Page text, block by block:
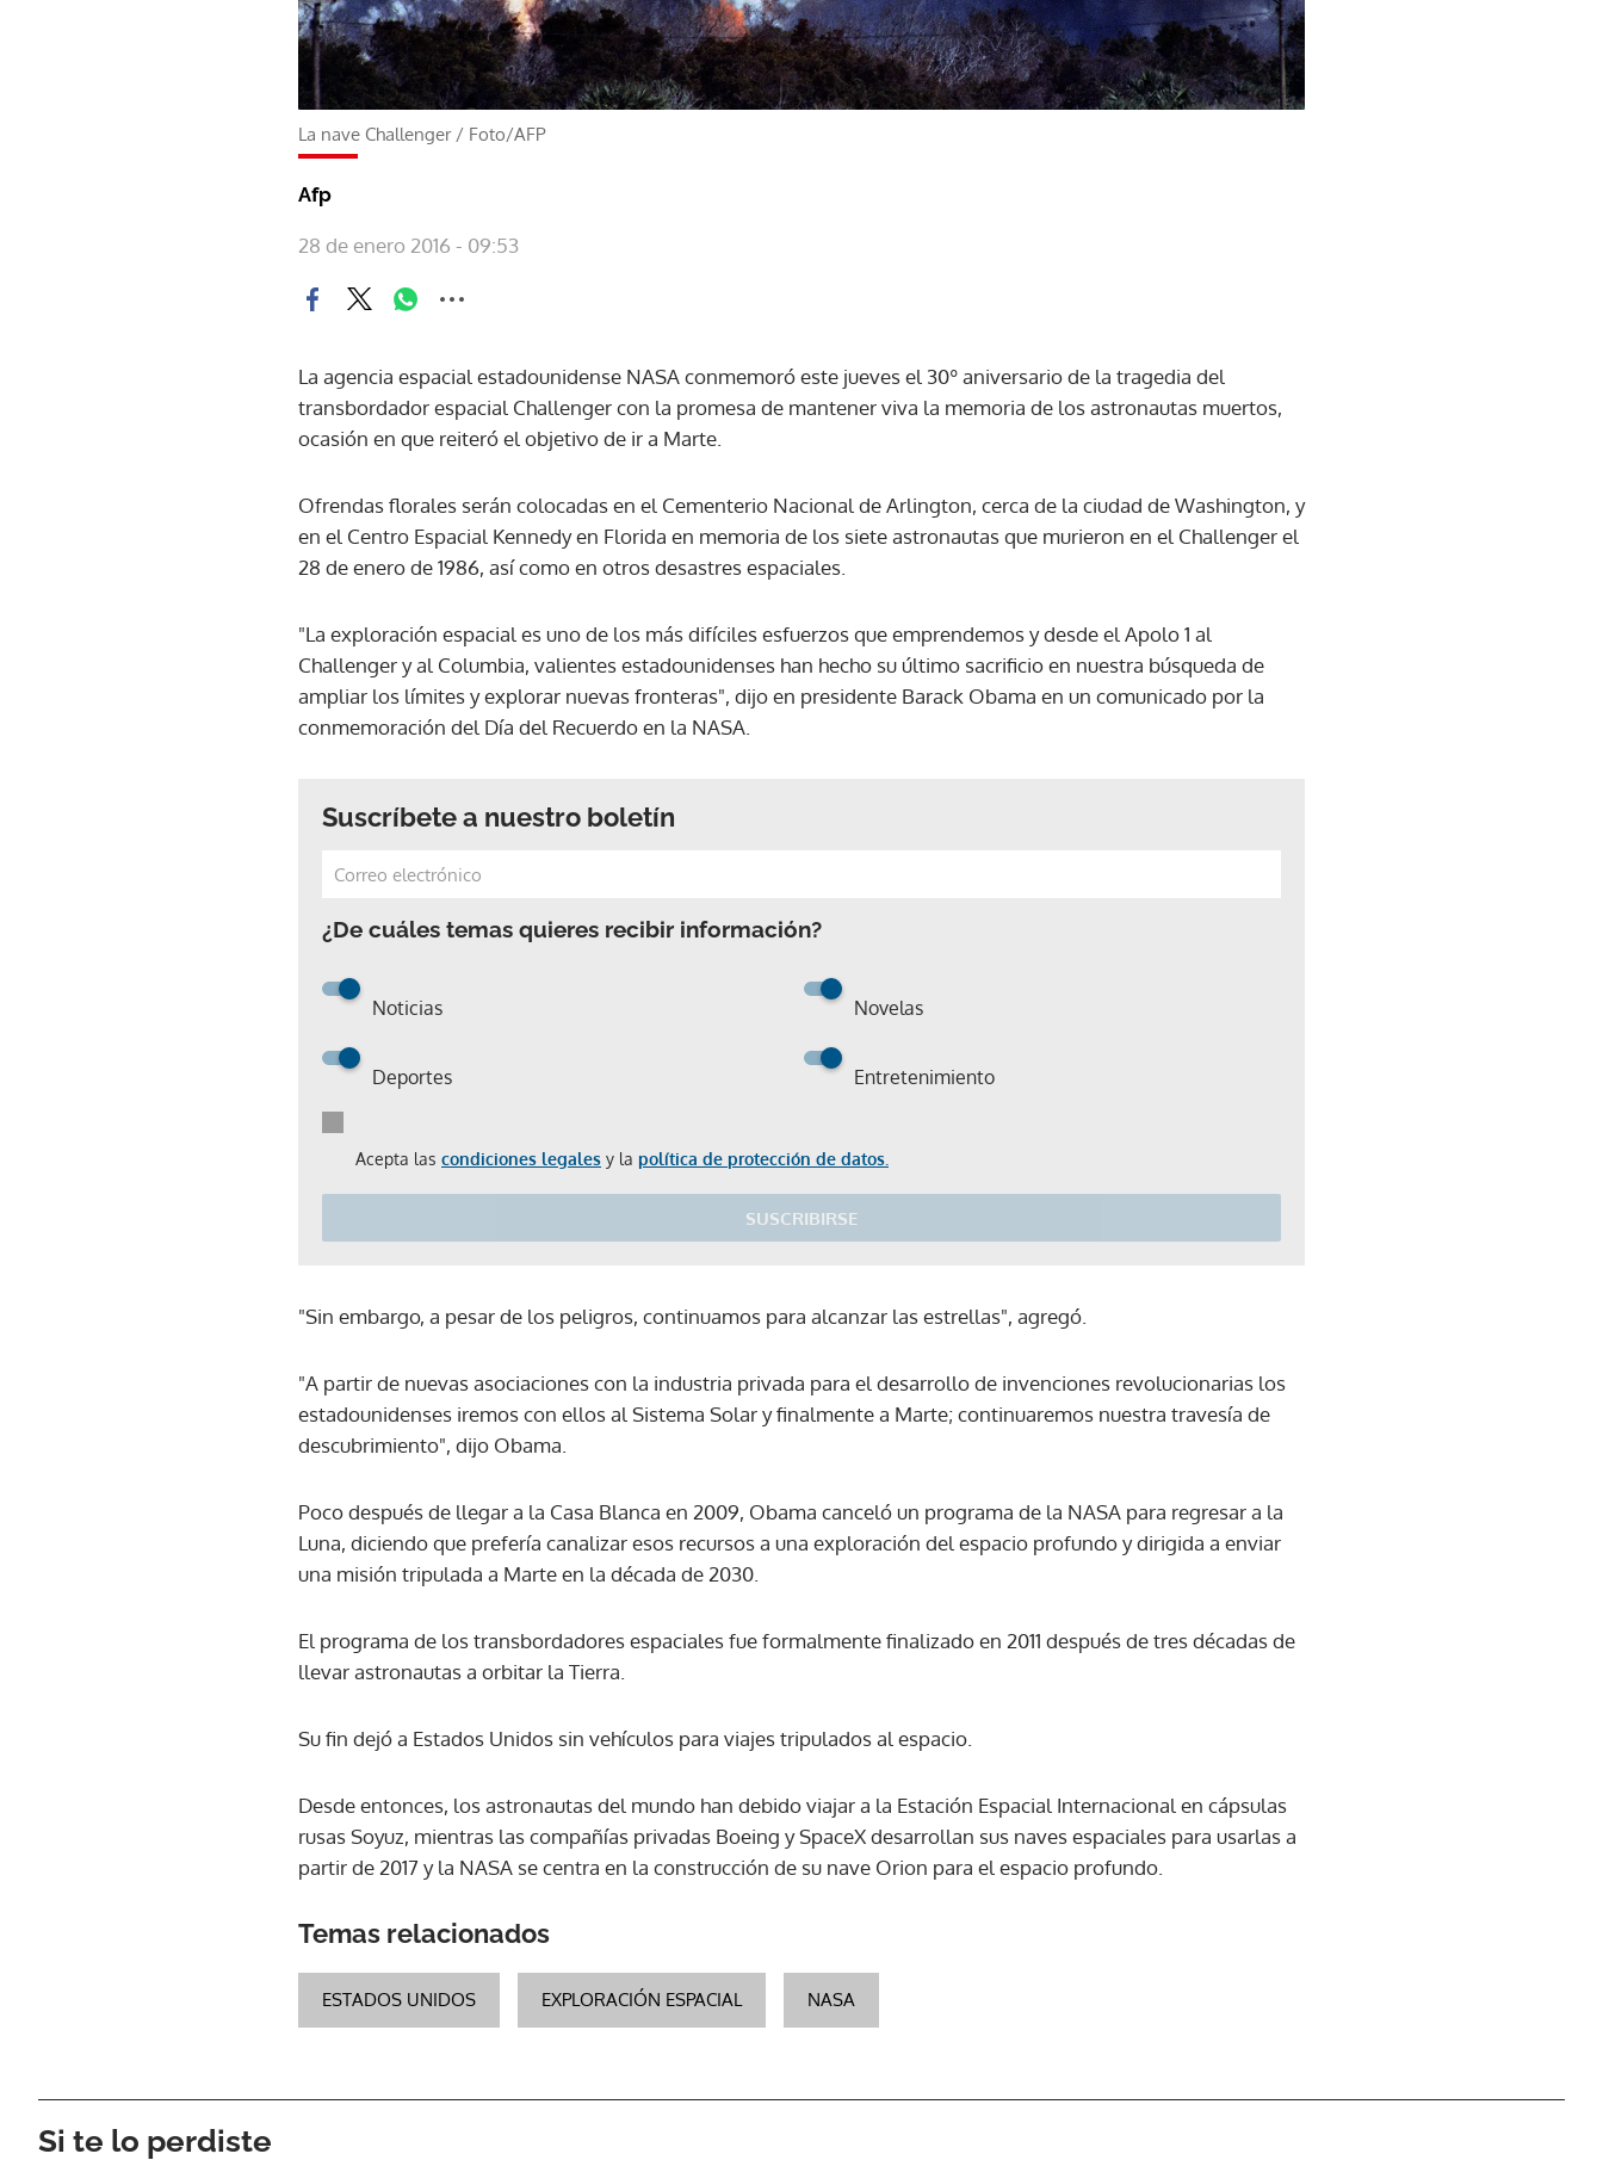
La nave Challenger/ Foto/AFP
Afp
28 de enero 2016 - 09:53
La agencia espacial estadounidense NASA conmemoró este jueves el 30º aniversario de la tragedia del
transbordador espacial Challenger con la promesa de mantener viva la memoria de los astronautas muertos,
ocasión en que reiteró el objetivo de ir a Marte.
Ofrendas florales serán colocadas en el Cementerio Nacional de Arlington, cerca de la ciudad de Washington, y
en el Centro Espacial Kennedy en Florida en memoria de los siete astronautas que murieron en el Challenger el
28 de enero de 1986, así como en otros desastres espaciales.
"La exploración espacial es uno de los más difíciles esfuerzos que emprendemos y desde el Apolo 1 al
Challenger y al Columbia, valientes estadounidenses han hecho su último sacrificio en nuestra búsqueda de
ampliar los límites y explorar nuevas fronteras", dijo en presidente Barack Obama en un comunicado por la
conmemoración del Día del Recuerdo en la NASA.
Suscríbete a nuestro boletín
¿De cuáles temas quieres recibir información?
Noticias Novelas
Deportes Entretenimiento
Acepta las condiciones legales y la política de protección de datos.
SUSCRIBIRSE
"Sin embargo, a pesar de los peligros, continuamos para alcanzar las estrellas", agregó.
"A partir de nuevas asociaciones con la industria privada para el desarrollo de invenciones revolucionarias los
estadounidenses iremos con ellos al Sistema Solar y finalmente a Marte; continuaremos nuestra travesía de
descubrimiento", dijo Obama.
Poco después de llegar a la Casa Blanca en 2009, Obama canceló un programa de la NASA para regresar a la
Luna, diciendo que prefería canalizar esos recursos a una exploración del espacio profundo y dirigida a enviar
una misión tripulada a Marte en la década de 2030.
El programa de los transbordadores espaciales fue formalmente finalizado en 2011 después de tres décadas de
llevar astronautas a orbitar la Tierra.
Su fin dejó a Estados Unidos sin vehículos para viajes tripulados al espacio.
Desde entonces, los astronautas del mundo han debido viajar a la Estación Espacial Internacional en cápsulas
rusas Soyuz, mientras las compañías privadas Boeing y SpaceX desarrollan sus naves espaciales para usarlas a
partir de 2017 y la NASA se centra en la construcción de su nave Orion para el espacio profundo.
Temas relacionados
ESTADOS UNIDOS EXPLORACIÓN ESPACIAL NASA
Si te lo perdiste